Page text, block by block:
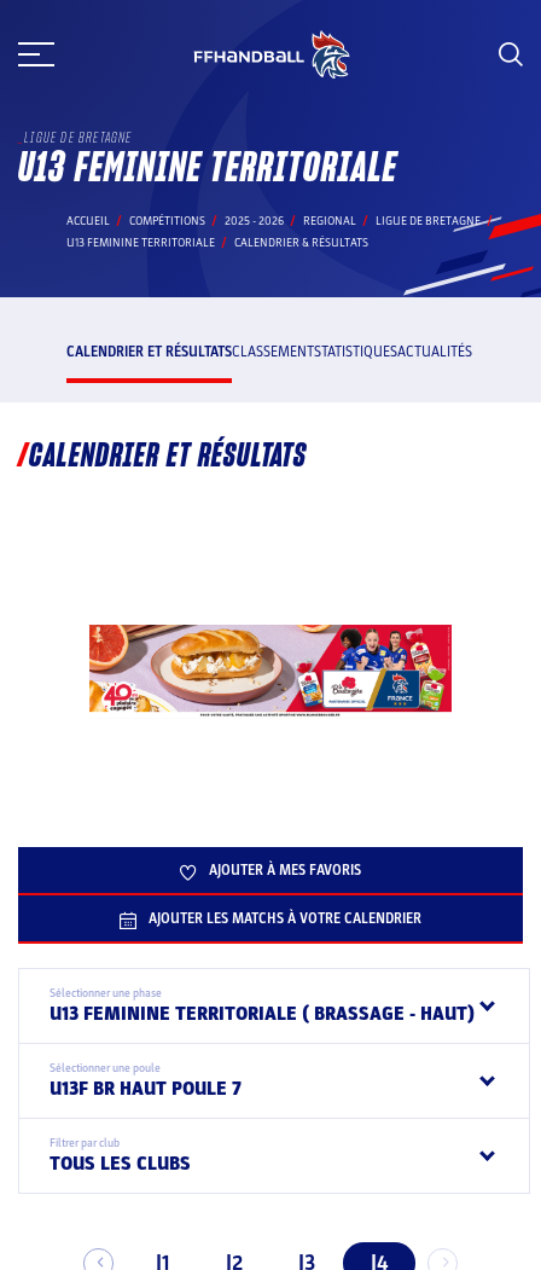
au
LIGUE DE BRETAGNE
U13 FEMININE TERRITORIALE
ACCUEIL COMPÉTITIONS 2025 - 2026 REGIONAL
LIGUE DE BRETAGNE
U13 FEMININE TERRITORIALE
CALENDRIER & RÉSULTATS
CALENDRIER ET RÉSULTATSCLASSEMENTSTATISTIQUESACTUALITÉS
CALENDRIER ET RÉSULTATS
AJOUTER À MES FAVORIS
AJOUTER LES MATCHS À VOTRE CALENDRIER
Sélectionner une phase
U13 FEMININE TERRITORIALE ( BRASSAGE - HAUT)
Sélectionner une poule
U13F BR HAUT POULE 7
Filtrer par club
TOUS LES CLUBS
J1 J2 J3 J4